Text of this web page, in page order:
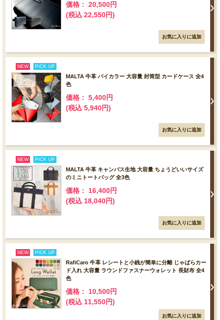
価格： 20,500円
(税込 22,550円)
NEW PICK UP
MALTA 牛革 バイカラー 大容量 封筒型 カードケース 全4
色
価格： 5,400円
(税込 5,940円)
NEW PICK UP
MALTA 牛革 キャンバス生地 大容量 ちょうどいいサイズ
のミニトートバッグ 全3色
価格： 16,400円
(税込 18,040円)
NEW PICK UP
RafiCaro 牛革 レシートと小銭が簡単に分離 じゃばらカー
ド入れ 大容量 ラウンドファスナーウォレット 長財布 全4
色
価格： 10,500円
(税込 11,550円)